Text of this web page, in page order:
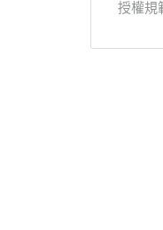
授權規